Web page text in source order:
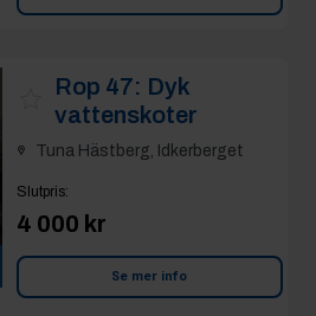
Rop 47: Dyk
vattenskoter
Tuna Hästberg, Idkerberget
Slutpris:
4 000 kr
Se mer info